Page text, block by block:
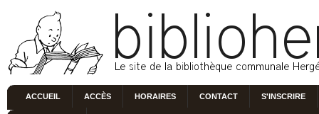
ACCUEIL ACCÈS HORAIRES CONTACT S'INSCRIRE